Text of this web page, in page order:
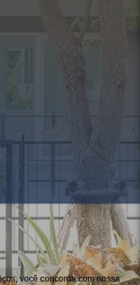
você concorda com nossa